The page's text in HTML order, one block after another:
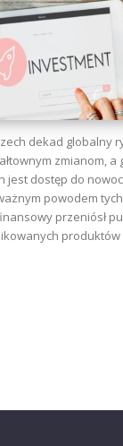
dekad globalny
zmianom, a
jest dostęp do
powodem
przeniósł